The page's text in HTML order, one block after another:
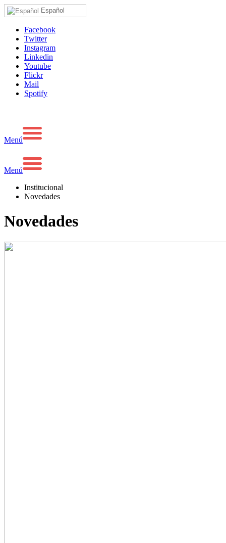
Español
Facebook
Twitter
Instagram
Linkedin
Youtube
Flickr
Mail
Spotify
Menú
Menú
Institucional
Novedades
Novedades